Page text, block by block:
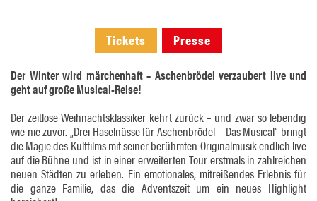
Tickets Presse
Der Winter wird märchenhaft – Aschenbrödel verzaubert live und
geht auf große Musical-Reise!
Der zeitlose Weihnachtsklassiker kehrt zurück – und zwar so lebendig
wie nie zuvor. „Drei Haselnüsse für Aschenbrödel – Das Musical“ bringt
die Magie des Kultfilms mit seiner berühmten Originalmusik endlich live
auf die Bühne und ist in einer erweiterten Tour erstmals in zahlreichen
neuen Städten zu erleben. Ein emotionales, mitreißendes Erlebnis für
die ganze Familie, das die Adventszeit um ein neues Highlight